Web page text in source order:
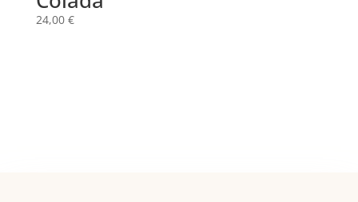
24,00 €